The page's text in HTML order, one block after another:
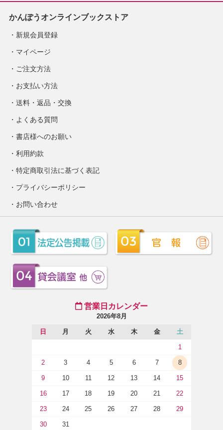
かんぽうオンラインブックストア
新規会員登録
マイページ
ご注文方法
お支払い方法
送料・返品・交換
よくある質問
書店様へのお願い
利用約款
特定商取引法に基づく表記
プライバシーポリシー
お問い合わせ
営業日カレンダー
2026年8月
日 月 火 水 木 金 土
1
2 3 4 5 6 7 8
9 10 11 12 13 14 15
16 17 18 19 20 21 22
23 24 25 26 27 28 29
30 31